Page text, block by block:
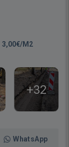
3,00€/M2
+32
WhatsApp